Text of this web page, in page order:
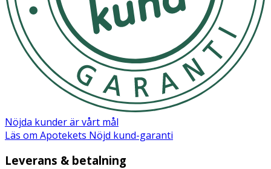
Nöjda kunder är vårt mål
Läs om Apotekets Nöjd kund-garanti
Leverans & betalning